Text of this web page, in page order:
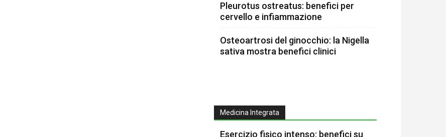
Pleurotus ostreatus: benefici per
cervello e infiammazione
Osteoartrosi del ginocchio: la Nigella
sativa mostra benefici clinici
Medicina Integrata
Esercizio fisico intenso: benefici su